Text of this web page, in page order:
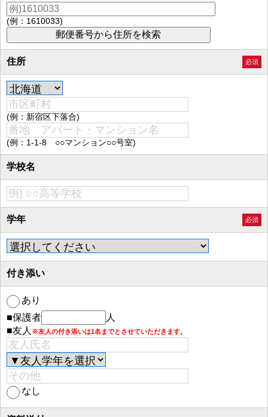
(例：1610033)
住所 必須
(例：新宿区下落合)
(例：1-1-8 ○○マンション○○号室)
学校名
学年 必須
付き添い
あり
■保護者
人
■友人 ※友人の付き添いは1名までとさせていただきます。
なし